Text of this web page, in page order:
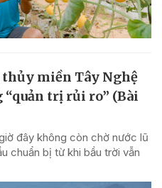
miền Tây Nghệ
“quản trị rủi ro” (Bài
đây không còn chờ nước lũ
chuẩn bị từ khi bầu trời vẫn